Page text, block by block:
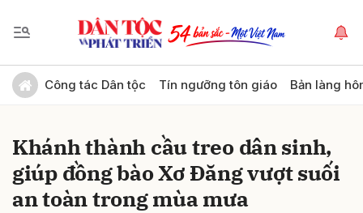
Công tác Dân tộc Tín ngưỡng tôn giáo Bản làng
Khánh thành cầu treo dân sinh,
giúp đồng bào Xơ Đăng vượt suối
an toàn trong mùa mưa
Gửi bình luận